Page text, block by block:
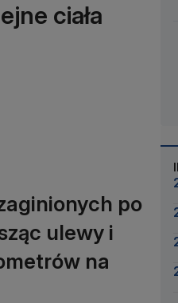
ciała
po
ulewy i
na